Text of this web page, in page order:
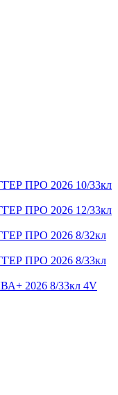
ПРО 2026 10/33кл
ПРО 2026 12/33кл
ПРО 2026 8/32кл
ПРО 2026 8/33кл
2026 8/33кл 4V